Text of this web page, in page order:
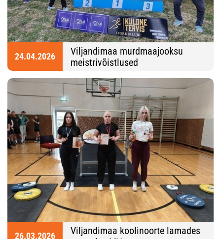
24.04.2026
Viljandimaa murdmaajooksu
meistrivõistlused
26.03.2026
Viljandimaa koolinoorte lamades